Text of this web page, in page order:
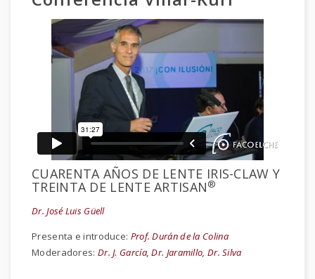
CUARENTA AÑOS DE LENTE IRIS-CLAW Y
TREINTA DE LENTE ARTISAN®
Dr. José Luis Güell
Presenta e introduce: Prof. Durán de la Colina
Moderadores: Dr. J. García, Dr. Jaramillo, Dr. Silva